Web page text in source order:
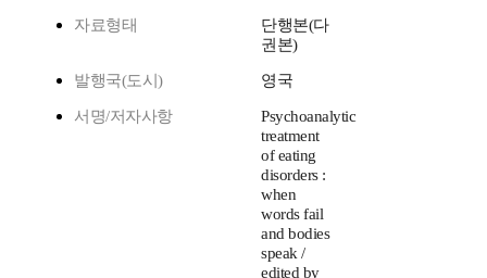
자료형태
단행본(다
권본)
발행국(도시) 영국
서명/저자사항
Psychoanalytic
treatment
of eating
disorders :
when
words fail
and bodies
speak /
edited by